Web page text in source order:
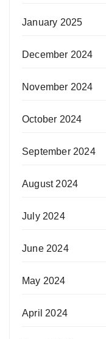
January 2025
December 2024
November 2024
October 2024
September 2024
August 2024
July 2024
June 2024
May 2024
April 2024